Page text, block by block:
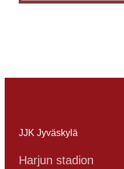
JJK Jyväskylä
Harjun stadion